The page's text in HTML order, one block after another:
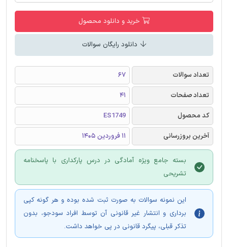
خرید و دانلود محصول
دانلود رایگان سوالات
تعداد سوالات
67
تعداد صفحات
41
کد محصول
ES1749
آخرین بروزرسانی
11 فروردین 1405
بسته جامع ویژه آمادگی در درس پارکداری با پاسخنامه
تشریحی
این نمونه سوالات به صورت ثبت شده بوده و هر گونه کپی
برداری و انتشار غیر قانونی آن توسط افراد سودجو، بدون
تذکر قبلی، پیگرد قانونی در پی خواهد داشت.